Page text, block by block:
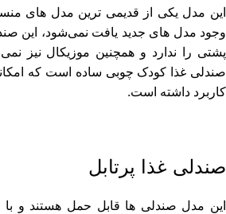
این مدل یکی از قدیمی ترین مدل های
وجود مدل های جدید یافت نمی‌شود، این
پشتی را ندارد و همچنین موزیکال نیز
صندلی غذا کودک چوبی ساده است که
کاربرد داشته است.
صندلی غذا پرتابل
این مدل صندلی ها قابل حمل هستند و با